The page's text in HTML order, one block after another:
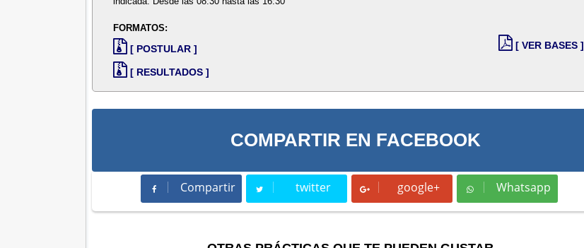
FORMATOS:
[ POSTULAR ]
[ RESULTADOS ]
[ VER BASES ]
COMPARTIR EN FACEBOOK
Compartir
Compartir twitter
Tweet google+ Whatsapp
Whatsapp